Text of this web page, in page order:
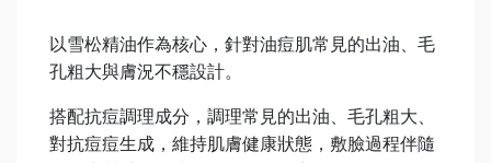
以雪松精油作為核心，針對油痘肌常見的出油、毛
孔粗大與膚況不穩設計。
搭配抗痘調理成分，調理常見的出油、毛孔粗大、
對抗痘痘生成，維持肌膚健康狀態，敷臉過程伴隨